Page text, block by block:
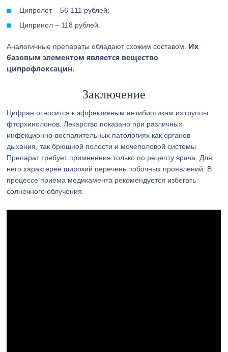
Ципролет – 56-111 рублей;
Ципринол – 118 рублей.
Аналогичные препараты обладают схожим составом. Их
базовым элементом является вещество
ципрофлоксацин.
Заключение
Цифран относится к эффективным антибиотикам из группы
фторхинолонов. Лекарство показано при различных
инфекционно-воспалительных патологиях как органов
дыхания, так брюшной полости и мочеполовой системы.
Препарат требует применения только по рецепту врача. Для
него характерен широкий перечень побочных проявлений. В
процессе приема медикамента рекомендуется избегать
солнечного облучения.